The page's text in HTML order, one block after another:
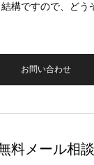
構ですので、どう
お問い合わせ
料メール相談